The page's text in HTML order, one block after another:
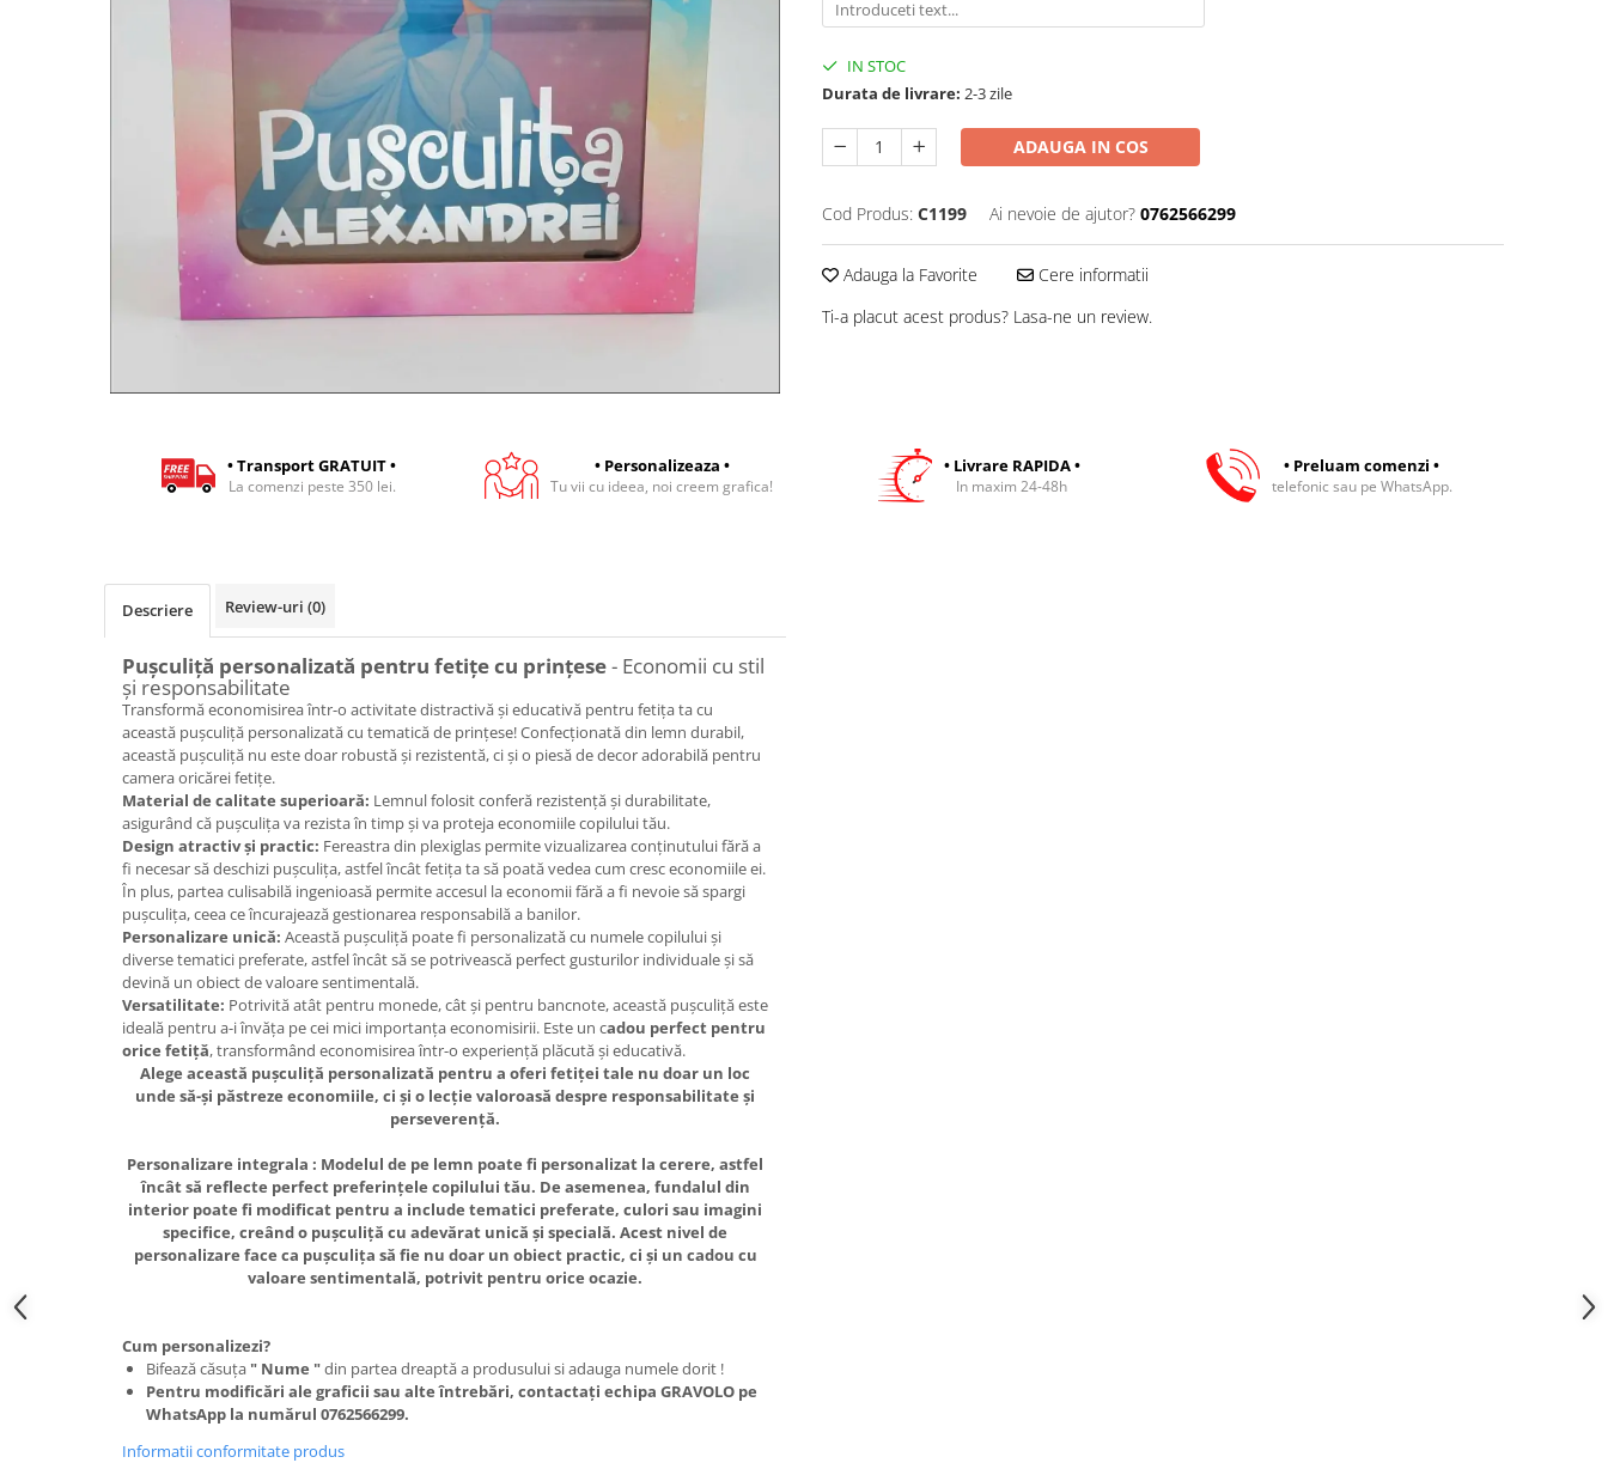
Body bebelusi personalizate
Perne personalizate
Agende personalizate
Cadouri Personalizate Unice
Cadouri pentru Doctori
IN STOC
Durata de livrare: 2-3 zile
ADAUGA IN COS
Cod Produs: C1199 Ai nevoie de ajutor? 0762566299
Adauga la Favorite
Cere informatii
Ti-a placut acest produs? Lasa-ne un review.
• Transport GRATUIT •
La comenzi peste 350 lei.
• Personalizeaza •
Tu vii cu ideea, noi creem grafica!
• Livrare RAPIDA •
In maxim 24-48h
• Preluam comenzi •
telefonic sau pe WhatsApp.
Descriere Review-uri (0)
Pușculiță personalizată pentru fetițe cu prințese- Economii cu stil
și responsabilitate
Transformă economisirea într-o activitate distractivă și educativă pentru fetița ta cu
această pușculiță personalizată cu tematică de prințese! Confecționată din lemn durabil,
această pușculiță nu este doar robustă și rezistentă, ci și o piesă de decor adorabilă pentru
camera oricărei fetițe.
Material de calitate superioară: Lemnul folosit conferă rezistență și durabilitate,
asigurând că pușculița va rezista în timp și va proteja economiile copilului tău.
Design atractiv și practic: Fereastra din plexiglas permite vizualizarea conținutului fără a
fi necesar să deschizi pușculița, astfel încât fetița ta să poată vedea cum cresc economiile ei.
În plus, partea culisabilă ingenioasă permite accesul la economii fără a fi nevoie să spargi
pușculița, ceea ce încurajează gestionarea responsabilă a banilor.
Personalizare unică: Această pușculiță poate fi personalizată cu numele copilului și
diverse tematici preferate, astfel încât să se potrivească perfect gusturilor individuale și să
devină un obiect de valoare sentimentală.
Versatilitate: Potrivită atât pentru monede, cât și pentru bancnote, această pușculiță este
ideală pentru a-i învăța pe cei mici importanța economisirii. Este un cadou perfect pentru
orice fetiță, transformând economisirea într-o experiență plăcută și educativă.
Alege această pușculiță personalizată pentru a oferi fetiței tale nu doar un loc
unde să-și păstreze economiile, ci și o lecție valoroasă despre responsabilitate și
perseverență.
Personalizare integrala : Modelul de pe lemn poate fi personalizat la cerere, astfel
încât să reflecte perfect preferințele copilului tău. De asemenea, fundalul din
interior poate fi modificat pentru a include tematici preferate, culori sau imagini
specifice, creând o pușculiță cu adevărat unică și specială. Acest nivel de
personalizare face ca pușculița să fie nu doar un obiect practic, ci și un cadou cu
valoare sentimentală, potrivit pentru orice ocazie.
Cum personalizezi?
Bifează căsuța " Nume "din partea dreaptă a produsului si adauga numele dorit !
Pentru modificări ale graficii sau alte întrebări, contactați echipa GRAVOLO pe
WhatsApp la numărul 0762566299.
Informatii conformitate produs